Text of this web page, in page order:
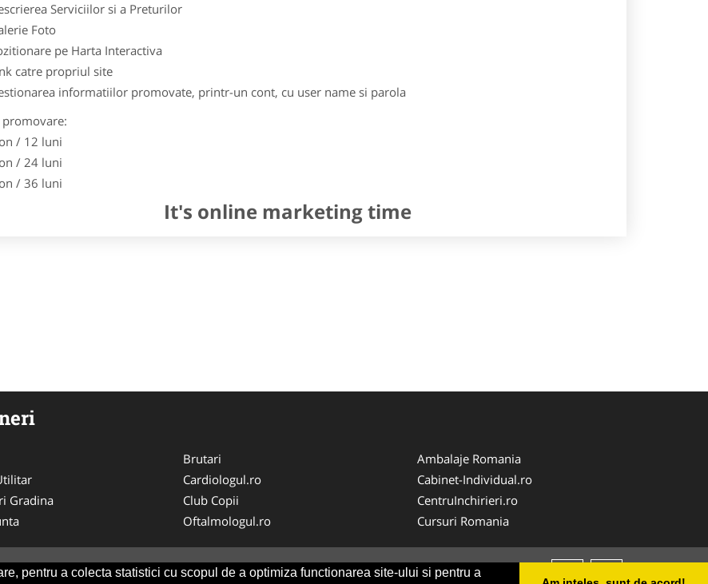
pentru a colecta statistici cu scopul de a optimiza functionarea site-ului si pentru a
Serviciilor si a Preturilor
Foto
pe Harta Interactiva
catre propriul site
informatiilor promovate, printr-un cont, cu user name si parola
/ 12 luni
/ 24 luni
/ 36 luni
It's online marketing time
Gradina
Brutari
Cardiologul.ro
Club Copii
Oftalmologul.ro
Ambalaje Romania
Cabinet-Individual.ro
CentruInchirieri.ro
Cursuri Romania
-ANPC SOL